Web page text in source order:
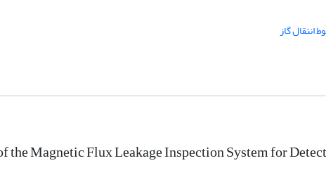
انتقال گاز
the Magnetic Flux Leakage Inspection System for